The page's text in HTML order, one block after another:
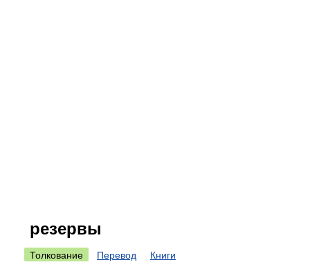
резервы
Толкование Перевод Книги